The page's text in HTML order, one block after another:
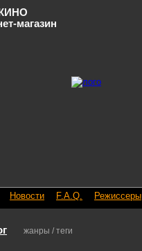
жанры / теги
Новости F.A.Q. Режиссеры
магазин